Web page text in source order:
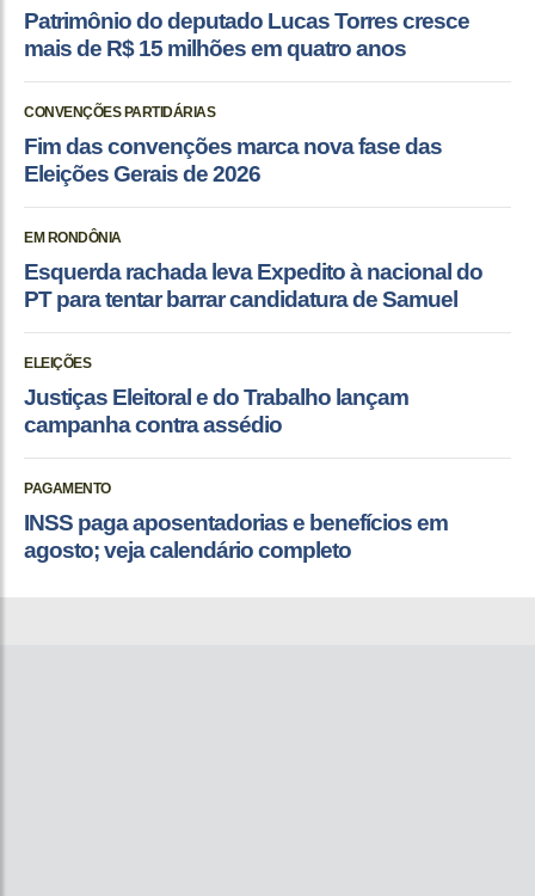
Patrimônio do deputado Lucas Torres cresce
mais de R$ 15 milhões em quatro anos
CONVENÇÕES PARTIDÁRIAS
Fim das convenções marca nova fase das
Eleições Gerais de 2026
EM RONDÔNIA
Esquerda rachada leva Expedito à nacional do
PT para tentar barrar candidatura de Samuel
ELEIÇÕES
Justiças Eleitoral e do Trabalho lançam
campanha contra assédio
PAGAMENTO
INSS paga aposentadorias e benefícios em
agosto; veja calendário completo